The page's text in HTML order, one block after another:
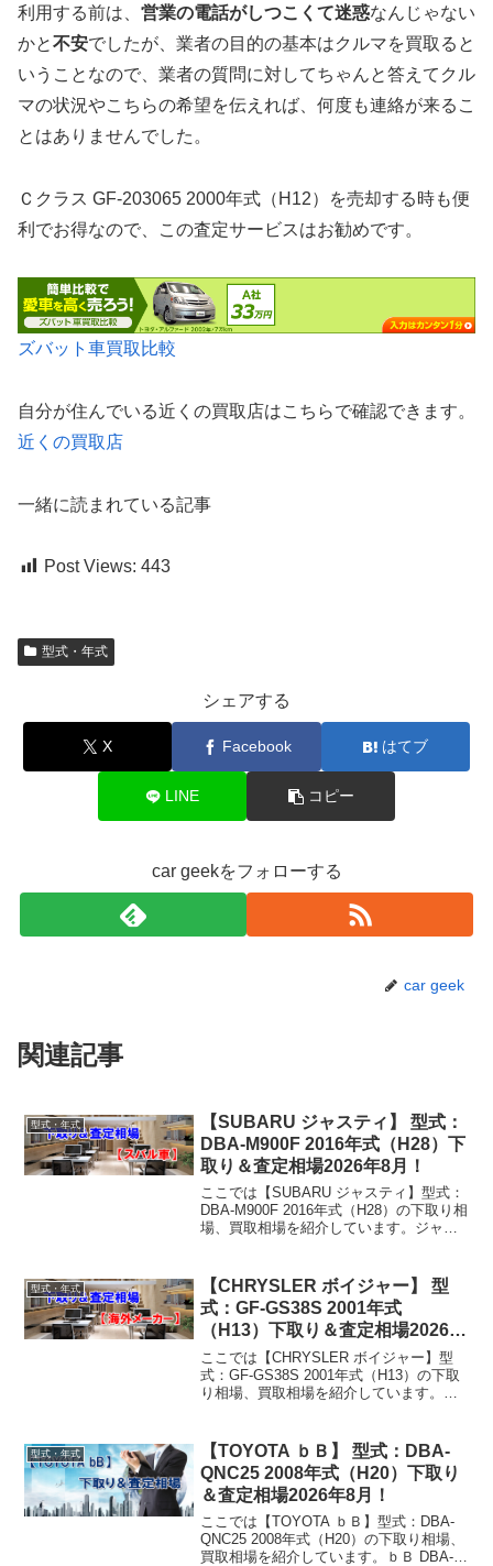
利用する前は、 営業の電話がしつこくて迷惑なんじゃない
かと不安でしたが、業者の目的の基本はクルマを買取ると
いうことなので、業者の質問に対してちゃんと答えてクル
マの状況やこちらの希望を伝えれば、何度も連絡が来るこ
とはありませんでした。
Ｃクラス GF-203065 2000年式（H12）を売却する時も便
利でお得なので、この査定サービスはお勧めです。
ズバット車買取比較
自分が住んでいる近くの買取店はこちらで確認できます。
近くの買取店
一緒に読まれている記事
Post Views: 443
型式・年式
シェアする
X Facebook はてブ
LINE コピー
car geekをフォローする
car geek
関連記事
型式・年式
【SUBARU ジャスティ】 型式：
DBA-M900F 2016年式（H28）下
取り＆査定相場2026年8月！
ここでは【SUBARU ジャスティ】型式：
DBA-M900F 2016年式（H28）の下取り相
場、買取相場を紹介しています。ジャス
万円～127万円買取...
型式・年式
【CHRYSLER ボイジャー】 型
式：GF-GS38S 2001年式
（H13）下取り＆査定相場2026年
8月！
ここでは【CHRYSLER ボイジャー】型
式：GF-GS38S 2001年式（H13）の下取
り相場、買取相場を紹介しています。ボ
ス1万円～5万円買取り相...
型式・年式
【TOYOTA ｂＢ】 型式：DBA-
QNC25 2008年式（H20）下取り
＆査定相場2026年8月！
ここでは【TOYOTA ｂＢ】型式：DBA-
QNC25 2008年式（H20）の下取り相場、
買取相場を紹介しています。ｂＢ DBA-